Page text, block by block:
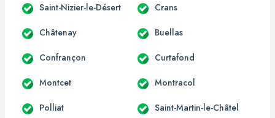
Saint-Nizier-le-Désert Crans
Châtenay Buellas
Confrançon Curtafond
Montcet Montracol
Polliat Saint-Martin-le-Châtel